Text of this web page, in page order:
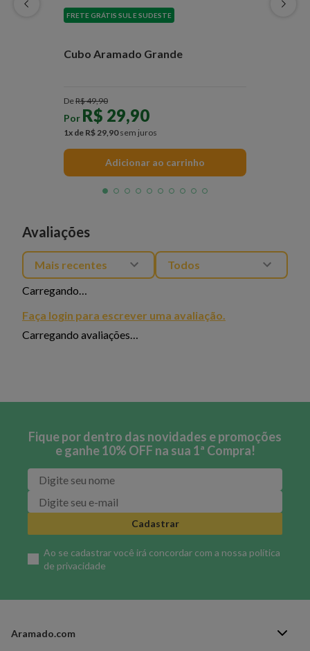
FRETE GRÁTIS SUL E SUDESTE
Cubo Aramado Grande
DeR$49,90
Por R$ 29,90
1x de R$ 29 90sem juros
Adicionar ao carrinho
Avaliações
Carregando…
Faça login para escrever uma avaliação.
Mais recentes Todos
Carregando avaliações…
Fique por dentro das novidades e promoções
e ganhe 10% OFF na sua 1ª Compra!
Cadastrar
Ao se cadastrar você irá concordar com a nossa política
de privacidade
Aramado.com